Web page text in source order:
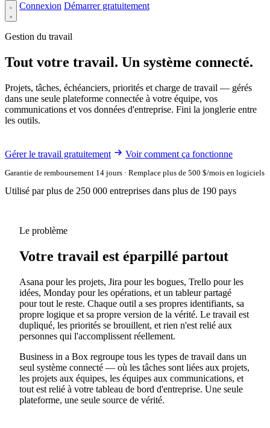
Connexion Démarrer gratuitement
Gestion du travail
Tout votre travail. Un système connecté.
Projets, tâches, échéanciers, priorités et charge de travail — gérés
dans une seule plateforme connectée à votre équipe, vos
communications et vos données d'entreprise. Fini la jonglerie entre
les outils.
Gérer le travail gratuitement Voir comment ça fonctionne
Garantie de remboursement 14 jours · Remplace plus de 500 $/mois en logiciels
Utilisé par plus de 250 000 entreprises dans plus de 190 pays
Le problème
Votre travail est éparpillé partout
Asana pour les projets, Jira pour les bogues, Trello pour les
idées, Monday pour les opérations, et un tableur partagé
pour tout le reste. Chaque outil a ses propres identifiants, sa
propre logique et sa propre version de la vérité. Le travail est
dupliqué, les priorités se brouillent, et rien n'est relié aux
personnes qui l'accomplissent réellement.
Business in a Box regroupe tous les types de travail dans un
seul système connecté — où les tâches sont liées aux projets,
les projets aux équipes, les équipes aux communications, et
tout est relié à votre tableau de bord d'entreprise. Une seule
plateforme, une seule source de vérité.